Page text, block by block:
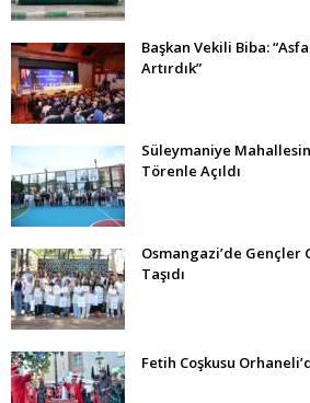
Başkan Vekili Biba:
Artırdık”
Süleymaniye
Törenle Açıldı
Osmangazi’de Gençler
Taşıdı
Fetih Coşkusu